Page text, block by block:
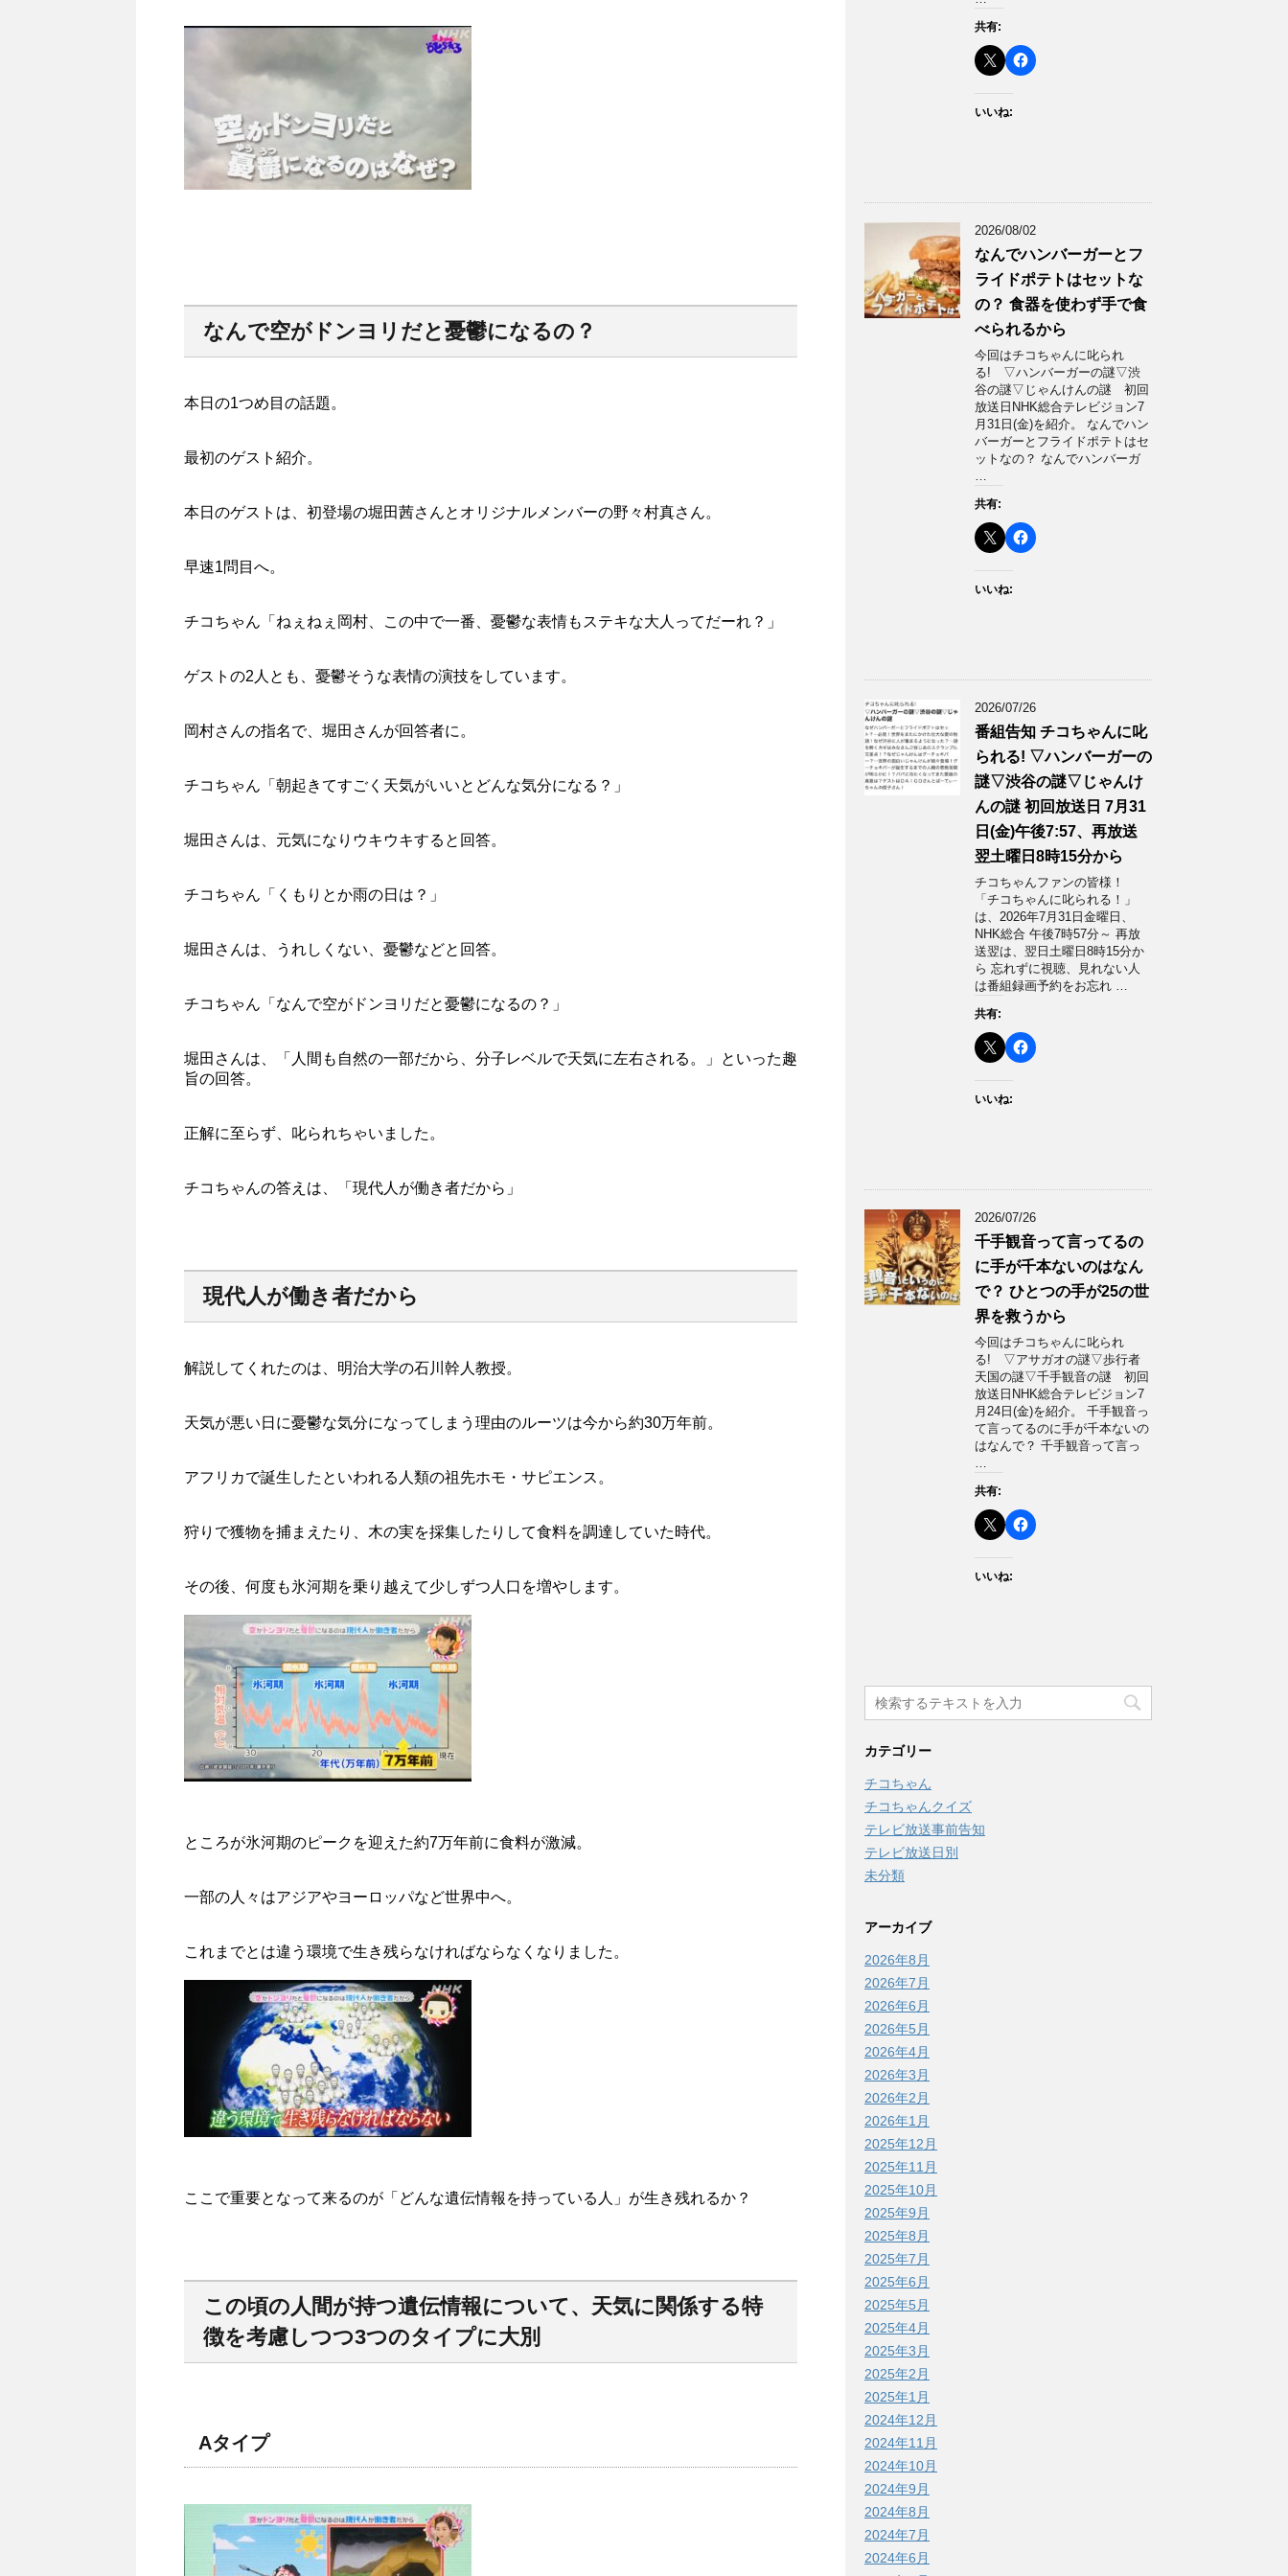
なんで空がドンヨリだと憂鬱になるの？
本日の1つめ目の話題。
最初のゲスト紹介。
本日のゲストは、初登場の堀田茜さんとオリジナルメンバーの野々村真さん。
早速1問目へ。
チコちゃん「ねぇねぇ岡村、この中で一番、憂鬱な表情もステキな大人ってだーれ？」
ゲストの2人とも、憂鬱そうな表情の演技をしています。
岡村さんの指名で、堀田さんが回答者に。
チコちゃん「朝起きてすごく天気がいいとどんな気分になる？」
堀田さんは、元気になりウキウキすると回答。
チコちゃん「くもりとか雨の日は？」
堀田さんは、うれしくない、憂鬱などと回答。
チコちゃん「なんで空がドンヨリだと憂鬱になるの？」
堀田さんは、「人間も自然の一部だから、分子レベルで天気に左右される。」といった趣
旨の回答。
正解に至らず、叱られちゃいました。
チコちゃんの答えは、「現代人が働き者だから」
現代人が働き者だから
解説してくれたのは、明治大学の石川幹人教授。
天気が悪い日に憂鬱な気分になってしまう理由のルーツは今から約30万年前。
アフリカで誕生したといわれる人類の祖先ホモ・サピエンス。
狩りで獲物を捕まえたり、木の実を採集したりして食料を調達していた時代。
その後、何度も氷河期を乗り越えて少しずつ人口を増やします。
ところが氷河期のピークを迎えた約7万年前に食料が激減。
一部の人々はアジアやヨーロッパなど世界中へ。
これまでとは違う環境で生き残らなければならなくなりました。
ここで重要となって来るのが「どんな遺伝情報を持っている人」が生き残れるか？
この頃の人間が持つ遺伝情報について、天気に関係する特
徴を考慮しつつ3つのタイプに大別
Aタイプ
共有:
いいね:
2026/08/02
なんでハンバーガーとフ
ライドポテトはセットな
の？ 食器を使わず手で食
べられるから
今回はチコちゃんに叱られ
る! ▽ハンバーガーの謎▽渋
谷の謎▽じゃんけんの謎 初回
放送日NHK総合テレビジョン7
月31日(金)を紹介。 なんでハン
バーガーとフライドポテトはセ
ットなの？ なんでハンバーガ
…
共有:
いいね:
2026/07/26
番組告知 チコちゃんに叱
られる! ▽ハンバーガーの
謎▽渋谷の謎▽じゃんけ
んの謎 初回放送日 7月31
日(金)午後7:57、再放送
翌土曜日8時15分から
チコちゃんファンの皆様！
「チコちゃんに叱られる！」​
は、2026年7月31日金曜日、
NHK総合 午後7時57分～ 再放
送翌は、翌日土曜日8時15分か
ら 忘れずに視聴、見れない人
は番組録画予約をお忘れ …
共有:
いいね:
2026/07/26
千手観音って言ってるの
に手が千本ないのはなん
で？ ひとつの手が25の世
界を救うから
今回はチコちゃんに叱られ
る! ▽アサガオの謎▽歩行者
天国の謎▽千手観音の謎 初回
放送日NHK総合テレビジョン7
月24日(金)を紹介。 千手観音っ
て言ってるのに手が千本ないの
はなんで？ 千手観音って言っ
…
共有:
いいね:
カテゴリー
チコちゃん
チコちゃんクイズ
テレビ放送事前告知
テレビ放送日別
未分類
アーカイブ
2026年8月
2026年7月
2026年6月
2026年5月
2026年4月
2026年3月
2026年2月
2026年1月
2025年12月
2025年11月
2025年10月
2025年9月
2025年8月
2025年7月
2025年6月
2025年5月
2025年4月
2025年3月
2025年2月
2025年1月
2024年12月
2024年11月
2024年10月
2024年9月
2024年8月
2024年7月
2024年6月